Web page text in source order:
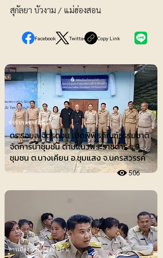
สุกัลยา บัวงาม / แม่ฮ่องสอน
Facebook Twitter Copy Link
ข่าวประชาสัมพันธ์
ดร.รอยล จิตรดอน เปิดพิพิธภัณฑ์ธรรมชาติ
จัดการน้ำชุมชน ตามแนวพระราชดำริ ร.9
ชุมชน ต.บางเคียน อ.ชุมแสง จ.นครสวรรค์
506
การเมือง-การเมืองท้องถิ่น